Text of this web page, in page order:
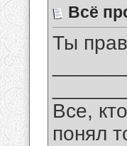
Всё
Ты
Все,
понял